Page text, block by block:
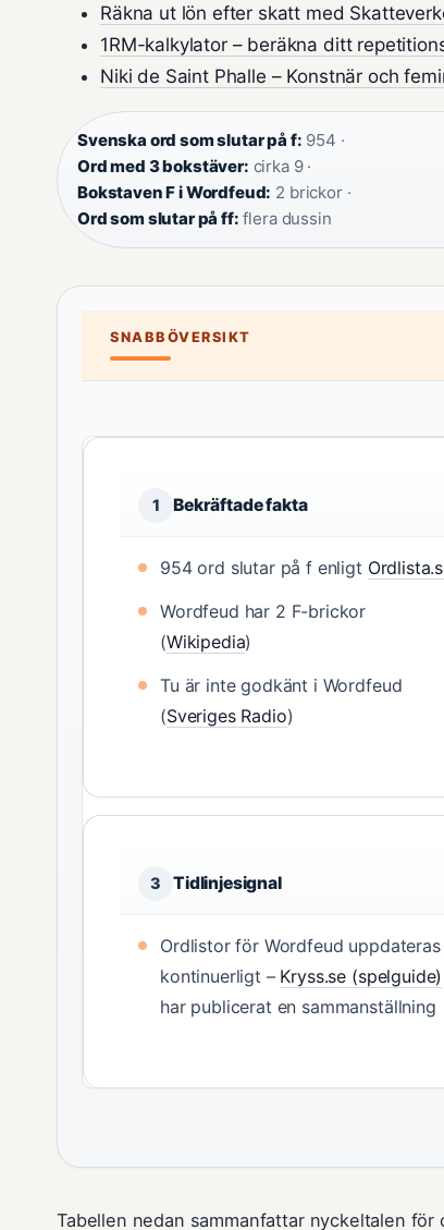
Räkna ut lön efter skatt med
1RM-kalkylator – beräkna ditt
Niki de Saint Phalle – Konstnär och
Svenska ord som slutar på f: 954 ·
Ord med 3 bokstäver: cirka 9 ·
Bokstaven F i Wordfeud: 2 brickor ·
Ord som slutar på ff: flera dussin
SNABBÖVERSIKT
1 Bekräftade fakta
954 ord slutar på f enligt
Wordfeud har 2 F-brickor
(Wikipedia)
Tu är inte godkänt i Wordfeud
(Sveriges Radio)
3 Tidlinjesignal
Ordlistor för Wordfeud uppdateras
kontinuerligt – Kryss.se (spelguide)
har publicerat en sammanställning
Tabellen nedan sammanfattar nyckeltalen för